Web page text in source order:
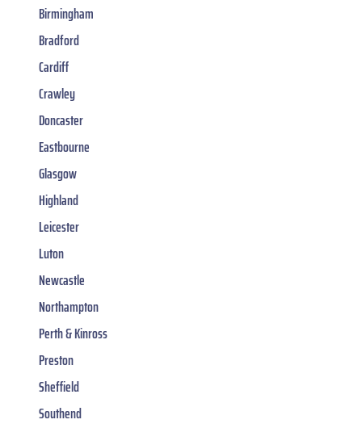
Birmingham
Bradford
Cardiff
Crawley
Doncaster
Eastbourne
Glasgow
Highland
Leicester
Luton
Newcastle
Northampton
Perth & Kinross
Preston
Sheffield
Southend